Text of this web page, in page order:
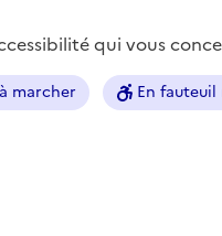
qui vous
marcher En